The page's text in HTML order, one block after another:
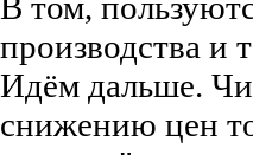
производства и
Идём дальше.
снижению цен